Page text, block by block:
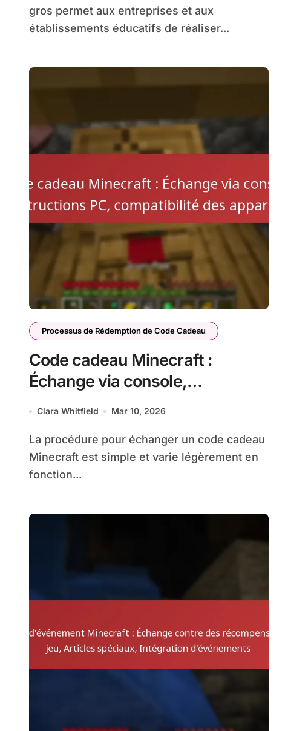
gros permet aux entreprises et aux
établissements éducatifs de réaliser...
Processus de Rédemption de Code Cadeau
Code cadeau Minecraft :
Échange via console,
instructions PC, compatibilité
Clara Whitfield Mar 10, 2026
La procédure pour échanger un code cadeau
Minecraft est simple et varie légèrement en
fonction...